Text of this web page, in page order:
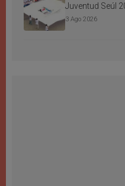
Juventud Seúl
3 Ago 2026